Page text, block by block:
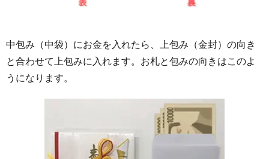
中包み（中袋）にお金を入れたら、上包み（金封）の向き
と合わせて上包みに入れます。お札と包みの向きはこのよ
うになります。